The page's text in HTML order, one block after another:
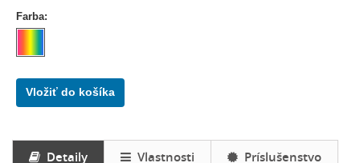
Farba:
Vložiť do košíka
Detaily Vlastnosti Príslušenstvo